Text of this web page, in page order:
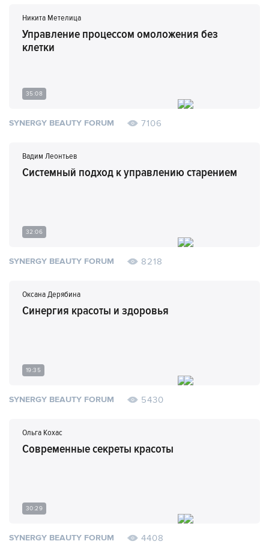
Никита Метелица
Управление процессом омоложения без
клетки
35:08
SYNERGY BEAUTY FORUM 7106
Вадим Леонтьев
Системный подход к управлению старением
32:06
SYNERGY BEAUTY FORUM 8218
Оксана Дерябина
Синергия красоты и здоровья
19:35
SYNERGY BEAUTY FORUM 5430
Ольга Кохас
Современные секреты красоты
30:29
SYNERGY BEAUTY FORUM 4408